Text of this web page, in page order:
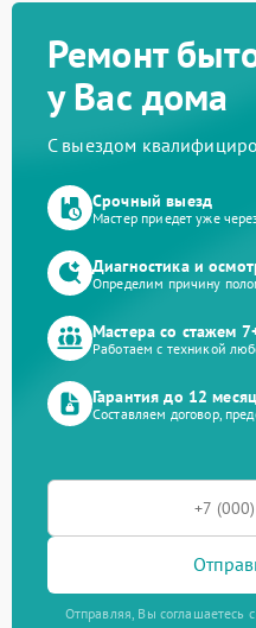
Ремонт
у Вас дома
С выездом
Срочный выезд
Мастер приедет уже
Диагностика и
Определим причину
Мастера со стажем
Работаем с техникой
Гарантия до 12
Составляем договор,
Отправляя, Вы соглашаетесь